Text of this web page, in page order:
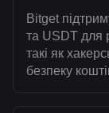
Bitget
та USDT для
такі як
безпеку